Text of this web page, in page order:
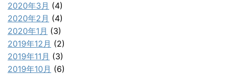
2020年3月 (4)
2020年2月 (4)
2020年1月 (3)
2019年12月 (2)
2019年11月 (3)
2019年10月 (6)